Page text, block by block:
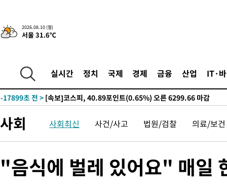
2026.08.10 (월)
서울 31.6℃
실시간 정치 국제 경제 금융 산업 IT·
평가 단축"
-24402초 전 >[속보]경찰, '내부 비리' 자진신고자 징계 감면…포상금 1억으
대
-23646초 전 >누그러진 극한 폭염…'낮 최고 34도' 무더위는 이어져[내일날
-18055초 전 >
[속보]원·달러 환율, 2.3원 오른 1418.4원 마감
-17899초 전 >
-17885초 전 > [속보]코스닥, 55.66포인트(6.97%) 오른 854.47 마감
-13069초 전 >
[속보]이 대통령 "2028년 중순까지 광주 군공항 기능 다른 군
-10219초 전 >포항스틸야드 관중석 천장 석재 낙하…K리그 전구장 긴급 점검
44분 전 >[속보]코스닥 지수 5%대 급등에 '매수 사이드카' 발동
사회 사회최신 사건/사고 법원/검찰 의료/보건
"음식에 벌레 있어요" 매일